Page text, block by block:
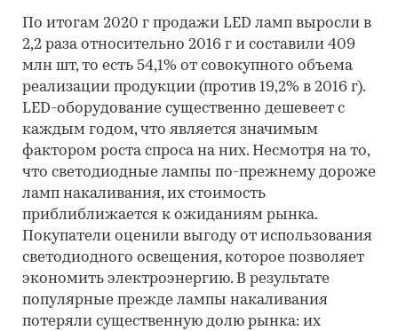
По итогам 2020 г продажи LED ламп выросли в
2,2 раза относительно 2016 г и составили 409
млн шт, то есть 54,1% от совокупного объема
реализации продукции (против 19,2% в 2016 г).
LED-оборудование существенно дешевеет с
каждым годом, что является значимым
фактором роста спроса на них. Несмотря на то,
что светодиодные лампы по-прежнему дороже
ламп накаливания, их стоимость
приблиближается к ожиданиям рынка.
Покупатели оценили выгоду от использования
светодиодного освещения, которое позволяет
экономить электроэнергию. В результате
популярные прежде лампы накаливания
потеряли существенную долю рынка: их